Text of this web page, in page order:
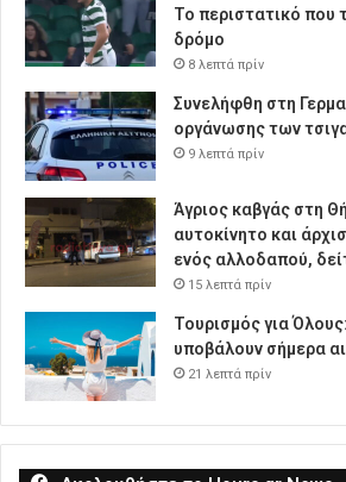
Το περιστατικό που
δρόμο
8 λεπτά πρίν
Συνελήφθη στη
οργάνωσης των
9 λεπτά πρίν
Άγριος καβγάς στη
αυτοκίνητο και
ενός αλλοδαπού,
15 λεπτά πρίν
Τουρισμός για
υποβάλουν σήμερα
21 λεπτά πρίν